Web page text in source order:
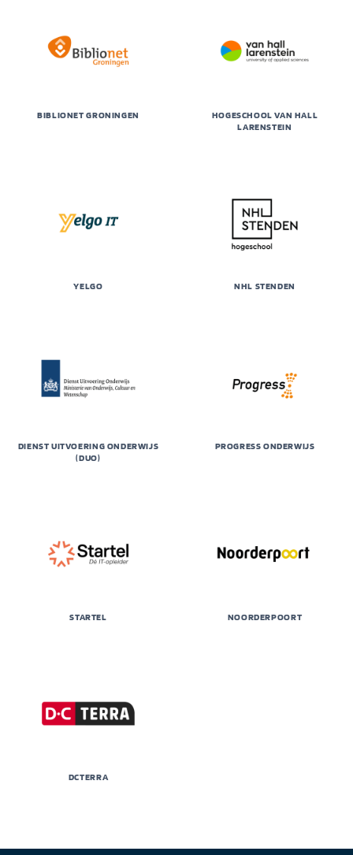
BIBLIONET GRONINGEN
HOGESCHOOL VAN HALL
LARENSTEIN
YELGO NHL STENDEN
DIENST UITVOERING ONDERWIJS
(DUO)
PROGRESS ONDERWIJS
STARTEL NOORDERPOORT
DCTERRA